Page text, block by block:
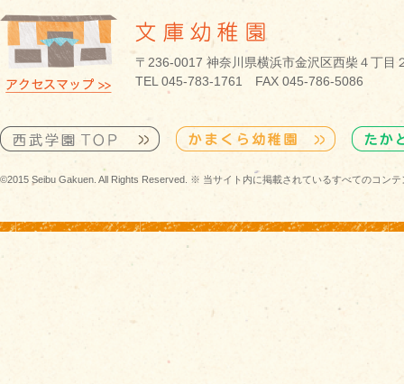
〒236-0017 神奈川県横浜市金沢区西柴４丁
TEL 045-783-1761 FAX 045-786-5086
©2015 Seibu Gakuen. All Rights Reserved. ※ 当サイト内に掲載されているすべてのコン